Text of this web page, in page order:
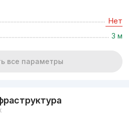
Нет
3 м
все параметры